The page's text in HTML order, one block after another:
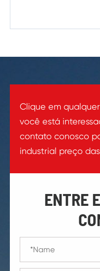
Clique em
você está
contato conosco
industrial preço
ENTRE